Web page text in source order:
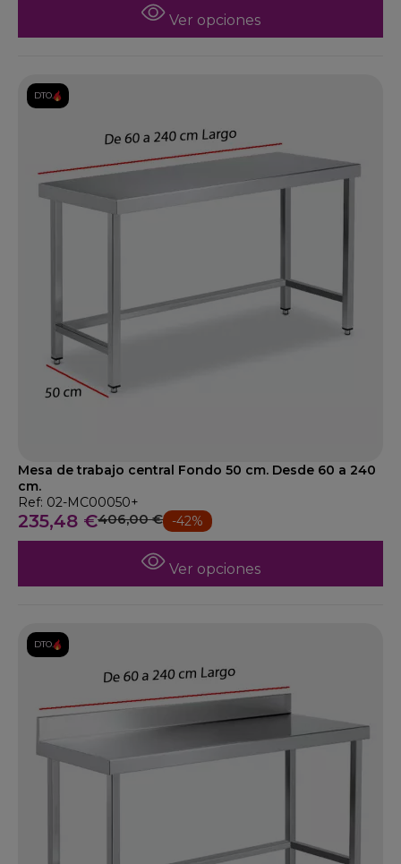
Ver opciones
DTO.
Mesa de trabajo central Fondo 50 cm. Desde 60 a 240
cm.
Ref: 02-MC00050+
235,48 €406,00 € -42%
Ver opciones
DTO.